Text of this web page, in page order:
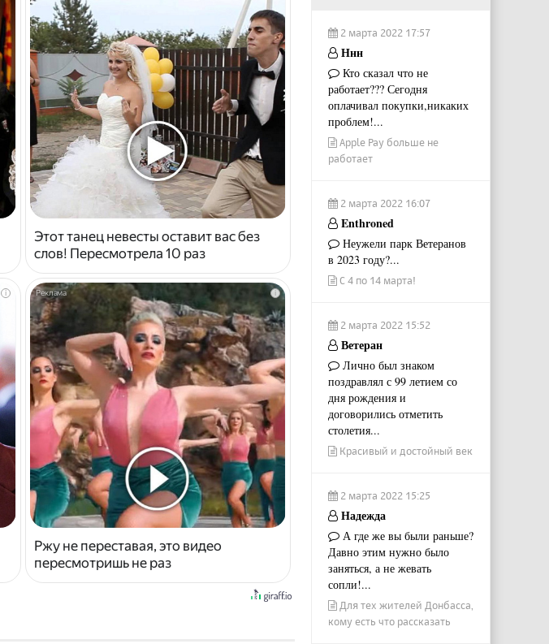
Этот танец невесты оставит вас без
слов! Пересмотрела 10 раз
i i
Ржу не переставая, это видео
пересмотришь не раз
2 марта 2022 17:57
Ннн
Кто сказал что не
работает??? Сегодня
оплачивал покупки,никаких
проблем!...
Apple Pay больше не
работает
2 марта 2022 16:07
Enthroned
Неужели парк Ветеранов
в 2023 году?...
С 4 по 14 марта!
2 марта 2022 15:52
Ветеран
Лично был знаком
поздравлял с 99 летием со
дня рождения и
договорились отметить
столетия...
Красивый и достойный век
2 марта 2022 15:25
Надежда
А где же вы были раньше?
Давно этим нужно было
заняться, а не жевать
сопли!...
Для тех жителей Донбасса,
кому есть что рассказать